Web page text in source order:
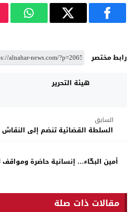
رابط مختصر
هيئة التحرير
السابق
السلطة القضائية تنضم إلى
أمين البكّاء… إنسانية حاضرة
مقالات ذات صلة